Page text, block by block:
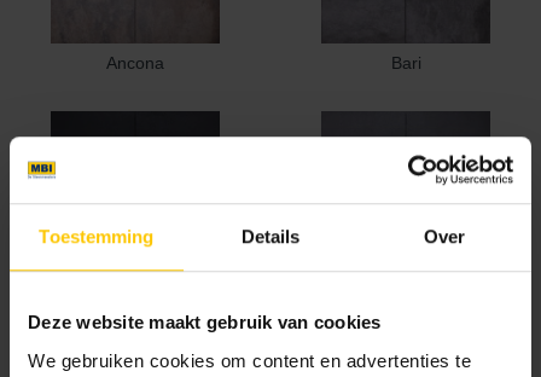
Toestemming Details Over
Deze website maakt gebruik van cookies
We gebruiken cookies om content en advertenties te
Ancona Bari